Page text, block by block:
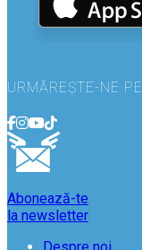
URMĂREȘTE-NE PE
Abonează-te
la newsletter